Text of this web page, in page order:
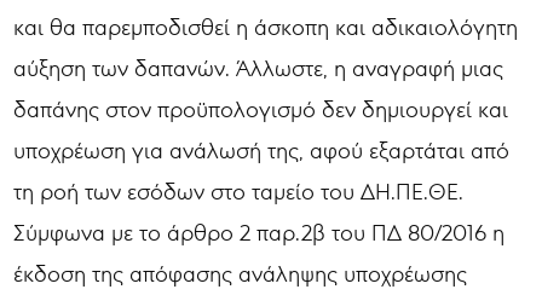
και θα παρεμποδισθεί η άσκοπη και αδικαιολόγητη
αύξηση των δαπανών. Άλλωστε, η αναγραφή μιας
δαπάνης στον προϋπολογισμό δεν δημιουργεί και
υποχρέωση για ανάλωσή της, αφού εξαρτάται από
τη ροή των εσόδων στο ταμείο του ΔΗ.ΠΕ.ΘΕ.
Σύμφωνα με το άρθρο 2 παρ.2β του ΠΔ 80/2016 η
έκδοση της απόφασης ανάληψης υποχρέωσης